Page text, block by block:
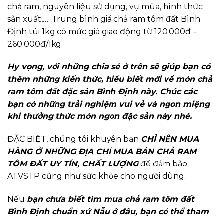
chả ram, nguyên liệu sử dụng, vụ mùa, hình thức
sản xuất,…. Trung bình giá chả ram tôm đất Bình
Định túi 1kg có mức giá giao động từ 120.000đ –
260.000đ/1kg.
Hy vọng, với những chia sẻ ở trên sẽ giúp bạn có
thêm những kiến thức, hiểu biết mới về món chả
ram tôm đất đặc sản Bình Định này. Chúc các
bạn có những trải nghiệm vui vẻ và ngon miệng
khi thưởng thức món ngon đặc sản này nhé.
ĐẶC BIỆT, chúng tôi khuyên bạn CHỈ NÊN MUA
HÀNG Ở NHỮNG ĐỊA CHỈ MUA BÁN CHẢ RAM
TÔM ĐẤT UY TÍN, CHẤT LƯỢNGđể đảm bảo
ATVSTP cũng như sức khỏe cho người dùng.
Nếu bạn chưa biết tìm mua chả ram tôm đất
Bình Định chuẩn xứ Nẫu ở đâu, bạn có thể tham